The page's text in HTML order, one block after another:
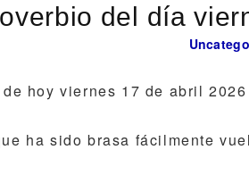
del día
hoy viernes 17 de abril 2026
ha sido brasa fácilmente